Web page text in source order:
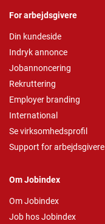
For arbejdsgivere
Din kundeside
Indryk annonce
Jobannoncering
Rekruttering
Employer branding
International
Se virksomhedsprofil
Support for arbejdsgivere
Om Jobindex
Om Jobindex
Job hos Jobindex